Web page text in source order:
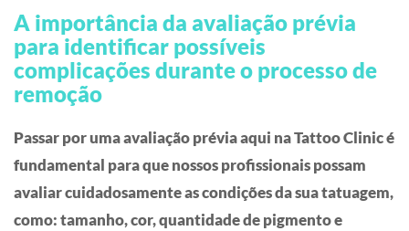
A importância da avaliação prévia
para identificar possíveis
complicações durante o processo de
remoção
Passar por uma avaliação prévia aqui na Tattoo Clinic é
fundamental para que nossos profissionais possam
avaliar cuidadosamente as condições da sua tatuagem,
como: tamanho, cor, quantidade de pigmento e